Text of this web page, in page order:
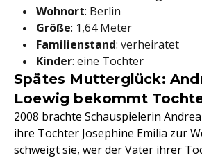
Wohnort: Berlin
Größe: 1,64 Meter
Familienstand: verheiratet
Kinder: eine Tochter
Spätes Mutterglück:
Loewig bekommt
2008 brachte Schauspielerin
ihre Tochter Josephine Emilia zur
schweigt sie, wer der Vater ihrer